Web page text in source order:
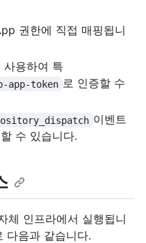
권한에 직접 매핑됩니
용하여 특
app-token 로 인증할 수
이벤트
수 있습니다.
체 인프라에서 실행됩니
다음과 같습니다.